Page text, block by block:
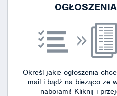
Określ jakie ogłoszenia
mail i bądź na bieżąco ze
naborami! Kliknij i